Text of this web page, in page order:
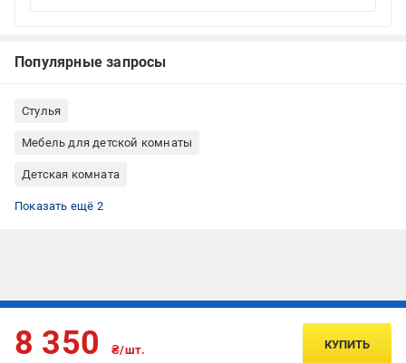
Популярные запросы
Стулья
Мебель для детской комнаты
Детская комната
Стульчики для кормления Peg-Perego
Стульчики для кормления трансформеры
Показать ещё 2
8 350 ₴/шт. КУПИТЬ
Подписывайтесь, чтобы узнавать первым об акцияx и